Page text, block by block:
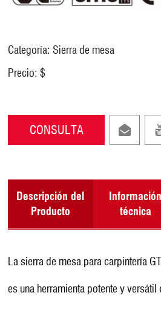
Categoría: Sierra de mesa
Precio: $
CONSULTA
Descripción del
Producto
Información
técnica
La sierra de mesa para carpintería
es una herramienta potente y